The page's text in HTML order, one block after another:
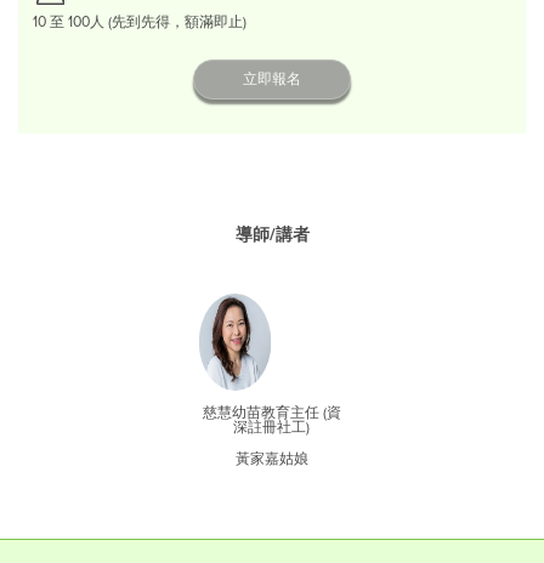
10 至 100人 (先到先得，額滿即止)
立即報名
導師/講者
慈慧幼苗教育主任 (資
深註冊社工)
黃家嘉姑娘